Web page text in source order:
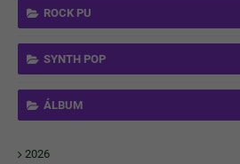
ROCK PU
SYNTH POP
ÁLBUM
2026